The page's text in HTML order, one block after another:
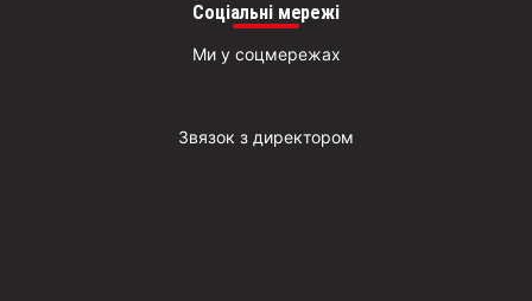
Соціальні мережі
Ми у соцмережах
Звязок з директором